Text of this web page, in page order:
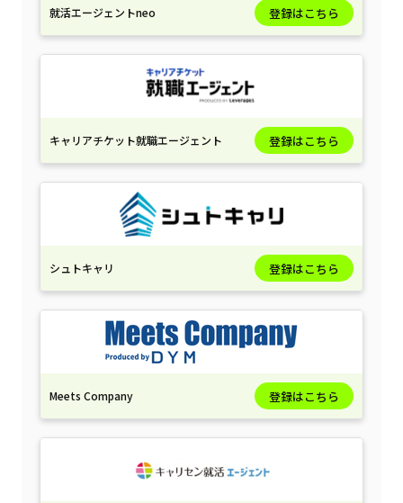
就活エージェントneo 登録はこちら
キャリアチケット就職エージェント 登録はこちら
シュトキャリ 登録はこちら
Meets Company 登録はこちら